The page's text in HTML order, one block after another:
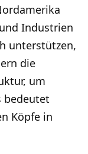
Industrien
unterstützen,
die
um
bedeutet
Köpfe in